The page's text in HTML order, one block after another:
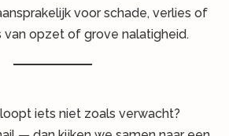
voor schade, verlies of
van opzet of grove nalatigheid.
iets niet zoals verwacht?